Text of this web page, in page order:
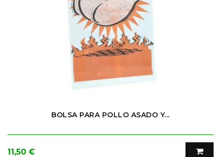
BOLSA PARA POLLO ASADO Y...
Precio
11,50 €